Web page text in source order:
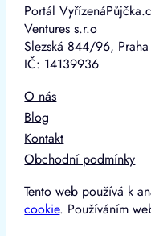
Portál
Ventures s.r.o
Slezská 844/96,
IČ: 14139936
O nás
Blog
Kontakt
Obchodní podmínky
Tento web používá k
cookie. Používáním